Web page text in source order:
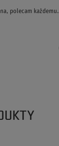
polecam każdemu.